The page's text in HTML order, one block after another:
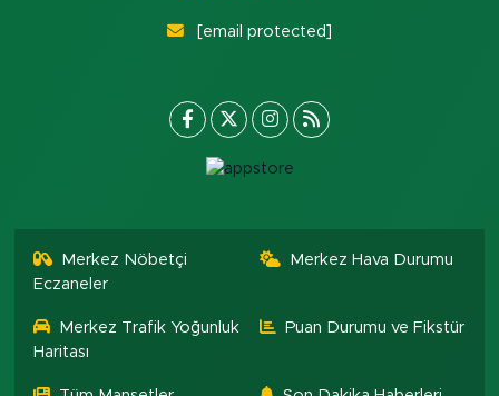
[email protected]
Merkez Nöbetçi
Eczaneler
Merkez Hava Durumu
Merkez Trafik Yoğunluk
Haritası
Puan Durumu ve Fikstür